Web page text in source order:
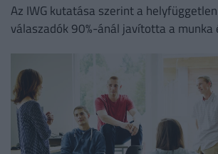
Az IWG kutatása szerint a
válaszadók 90%-ánál javította a